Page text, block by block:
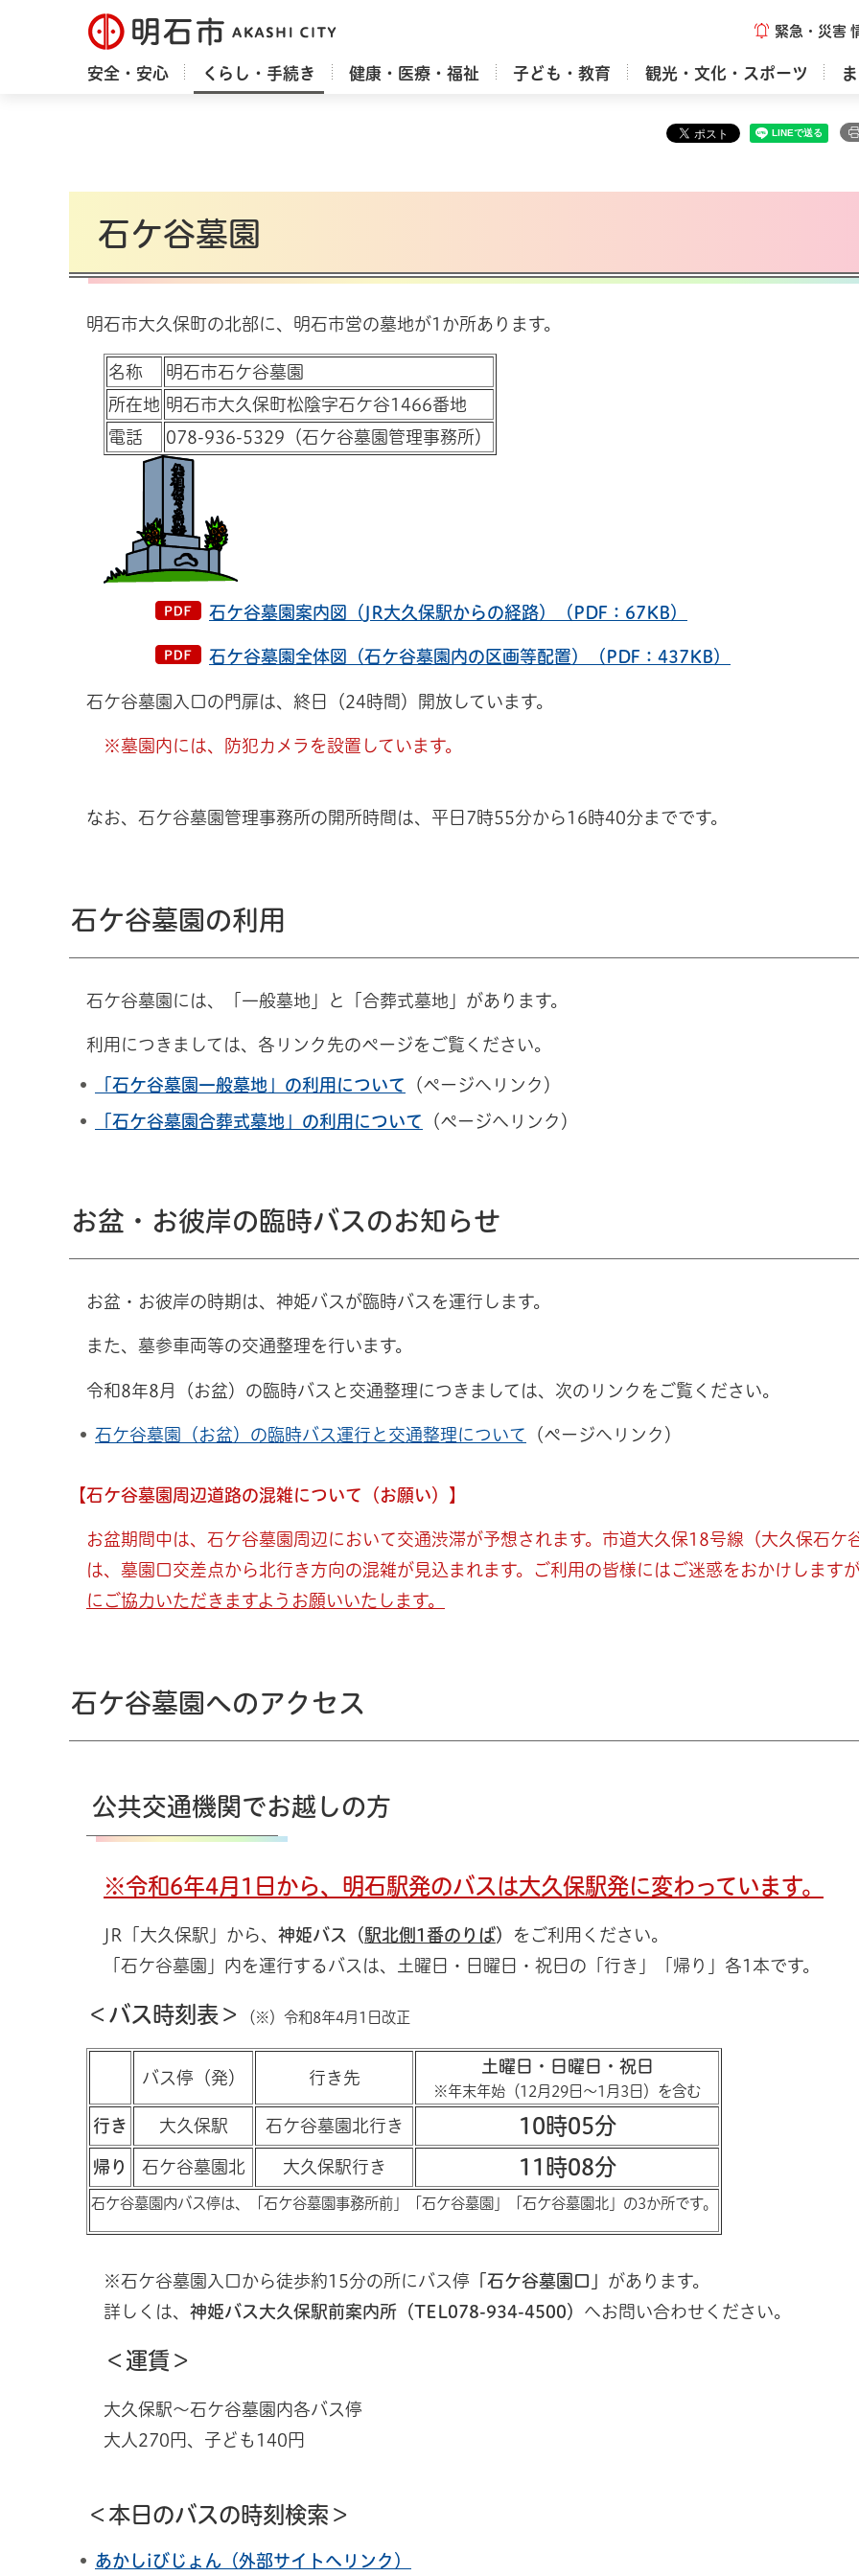
明石市 緊急・災害
安全・安心 くらし・手続き 健康・医療・福祉 子ども・教育 観光・文化・スポーツ
石ケ谷墓園
明石市大久保町の北部に、明石市営の墓地が1か所あります。
名称
明石市石ケ谷墓園
所在地 明石市大久保町松陰字石ケ谷1466番地
電話
078-936-5329（石ケ谷墓園管理事務所）
石ケ谷墓園案内図（JR大久保駅からの経路）（PDF：67KB）
石ケ谷墓園全体図（石ケ谷墓園内の区画等配置）（PDF：437KB）
石ケ谷墓園入口の門扉は、終日（24時間）開放しています。
※墓園内には、防犯カメラを設置しています。
なお、石ケ谷墓園管理事務所の開所時間は、平日7時55分から16時40分までです。
石ケ谷墓園の利用
石ケ谷墓園には、「一般墓地」と「合葬式墓地」があります。
利用につきましては、各リンク先のページをご覧ください。
「石ケ谷墓園一般墓地」の利用について （ページへリンク）
「石ケ谷墓園合葬式墓地」の利用について （ページへリンク）
お盆・お彼岸の臨時バスのお知らせ
お盆・お彼岸の時期は、神姫バスが臨時バスを運行します。
また、墓参車両等の交通整理を行います。
令和8年8月（お盆）の臨時バスと交通整理につきましては、​​​​次のリンクをご覧ください。
石ケ谷墓園（お盆）の臨時バス運行と交通整理について （ページへリンク）
【石ケ谷墓園周辺道路の混雑について（お願い）】
お盆期間中は、石ケ谷墓園周辺において交通渋滞が予想されます。市道大久保18号線（大久保石ケ
は、墓園口交差点から北行き方向の混雑が見込まれます。ご利用の皆様にはご迷惑をおかけしますが
にご協力いただきますようお願いいたします。
石ケ谷墓園へのアクセス
公共交通機関でお越しの方
※令和6年4月1日から、明石駅発のバスは大久保駅発に変わっています。
JR「大久保駅」から、 神姫バス（駅北側1番のりば）
をご利用ください。
「石ケ谷墓園」内を運行するバスは、土曜日・日曜日・祝日の「行き」「帰り」各1本です。
＜バス時刻表＞ （※）令和8年4月1日改正
バス停（発） 行き先
土曜日・日曜日・祝日
※年末年始（12月29日～1月3日）を含む
行き 大久保駅 石ケ谷墓園北行き 10時05分
帰り 石ケ谷墓園北 大久保駅行き 11時08分
石ケ谷墓園内バス停は、「石ケ谷墓園事務所前」「石ケ谷墓園」「石ケ谷墓園北」の3か所です。
※石ケ谷墓園入口から徒歩約15分の所にバス停 「石ケ谷墓園口」 があります。
詳しくは、 神姫バス大久保駅前案内所（TEL078-934-4500） へお問い合わせください。
＜運賃＞
大久保駅～石ケ谷墓園内各バス停
大人270円、子ども140円
＜本日のバスの時刻検索＞
あかしiびじょん（外部サイトへリンク）